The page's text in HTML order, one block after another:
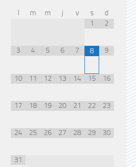
l
m m j v s
d
1
2
3 4 5 6 7 8 9
10 11 12 13 14 15 16
17 18 19 20 21 22 23
24 25 26 27 28 29 30
31